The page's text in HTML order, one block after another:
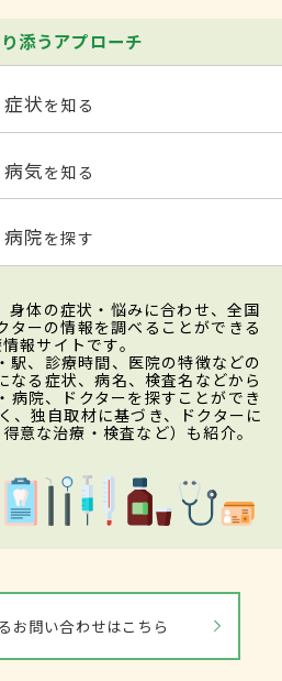
添うアプローチ
症状を知る
病気を知る
病院を探す
身体の症状・悩みに合わせ、全国
ターの情報を調べることができる
報サイトです。
駅、診療時間、医院の特徴などの
なる症状、病名、検査名などから
病院、ドクターを探すことができ
、独自取材に基づき、ドクターに
意な治療・検査など）も紹介。
お問い合わせはこちら